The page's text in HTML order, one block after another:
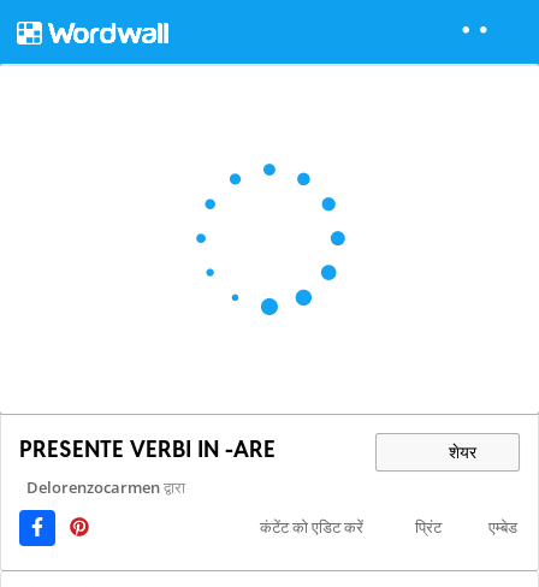
PRESENTE VERBI IN -ARE शेयर
Delorenzocarmenद्वारा
कंटेंट को एडिट करें
प्रिंट एम्बेड